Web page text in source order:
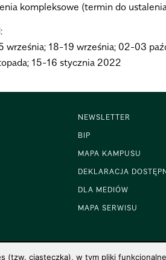
kompleksowe (termin do
września; 18-19 września; 02-03
15-16 stycznia 2022
NEWSLETTER
BIP
MAPA KAMPUSU
DEKLARACJA
DLA MEDIÓW
MAPA SERWISU
(tzw. ciasteczka), w tym pliki